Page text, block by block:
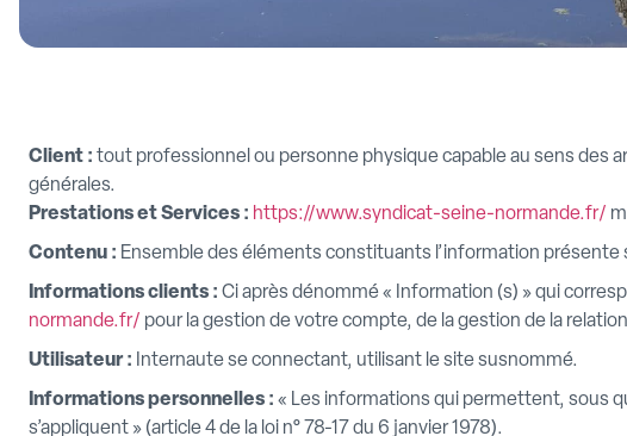
Client : tout professionnel ou personne physique capable au sens des
générales.
Prestations et Services : https://www.syndicat-seine-normande.fr/
Contenu : Ensemble des éléments constituants l’information
Informations clients : Ci après dénommé « Information (s) » qui
normande.fr/ pour la gestion de votre compte, de la gestion de la
Utilisateur : Internaute se connectant, utilisant le site susnommé.
Informations personnelles : « Les informations qui permettent, sous
s’appliquent » (article 4 de la loi n° 78-17 du 6 janvier 1978).